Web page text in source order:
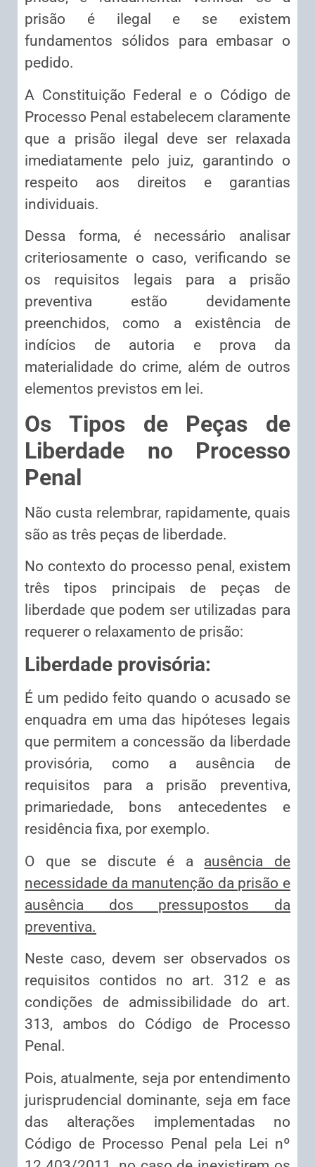
prisão é ilegal e se existem
fundamentos sólidos para embasar o
pedido.
A Constituição Federal e o Código de
Processo Penal estabelecem claramente
que a prisão ilegal deve ser relaxada
imediatamente pelo juiz, garantindo o
respeito aos direitos e garantias
individuais.
Dessa forma, é necessário analisar
criteriosamente o caso, verificando se
os requisitos legais para a prisão
preventiva estão devidamente
preenchidos, como a existência de
indícios de autoria e prova da
materialidade do crime, além de outros
elementos previstos em lei.
Os Tipos de Peças de
Liberdade no Processo
Penal
Não custa relembrar, rapidamente, quais
são as três peças de liberdade.
No contexto do processo penal, existem
três tipos principais de peças de
liberdade que podem ser utilizadas para
requerer o relaxamento de prisão:
Liberdade provisória:
É um pedido feito quando o acusado se
enquadra em uma das hipóteses legais
que permitem a concessão da liberdade
provisória, como a ausência de
requisitos para a prisão preventiva,
primariedade, bons antecedentes e
residência fixa, por exemplo.
O que se discute é a ausência de
necessidade da manutenção da prisão e
ausência dos pressupostos da
preventiva.
Neste caso, devem ser observados os
requisitos contidos no art. 312 e as
condições de admissibilidade do art.
313, ambos do Código de Processo
Penal.
Pois, atualmente, seja por entendimento
jurisprudencial dominante, seja em face
das alterações implementadas no
Código de Processo Penal pela Lei nº